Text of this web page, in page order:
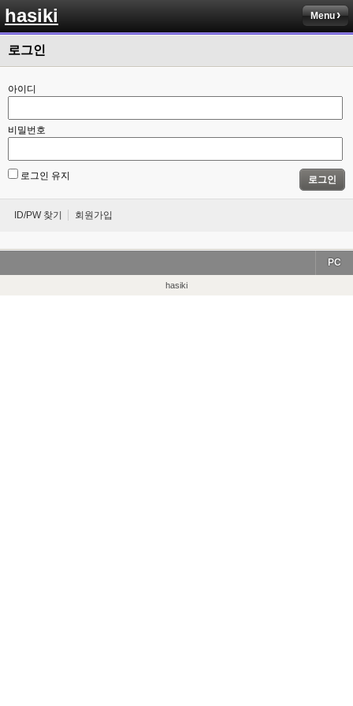
hasiki Menu
로그인
아이디
비밀번호
로그인 유지 로그인
ID/PW 찾기 회원가입
PC
hasiki